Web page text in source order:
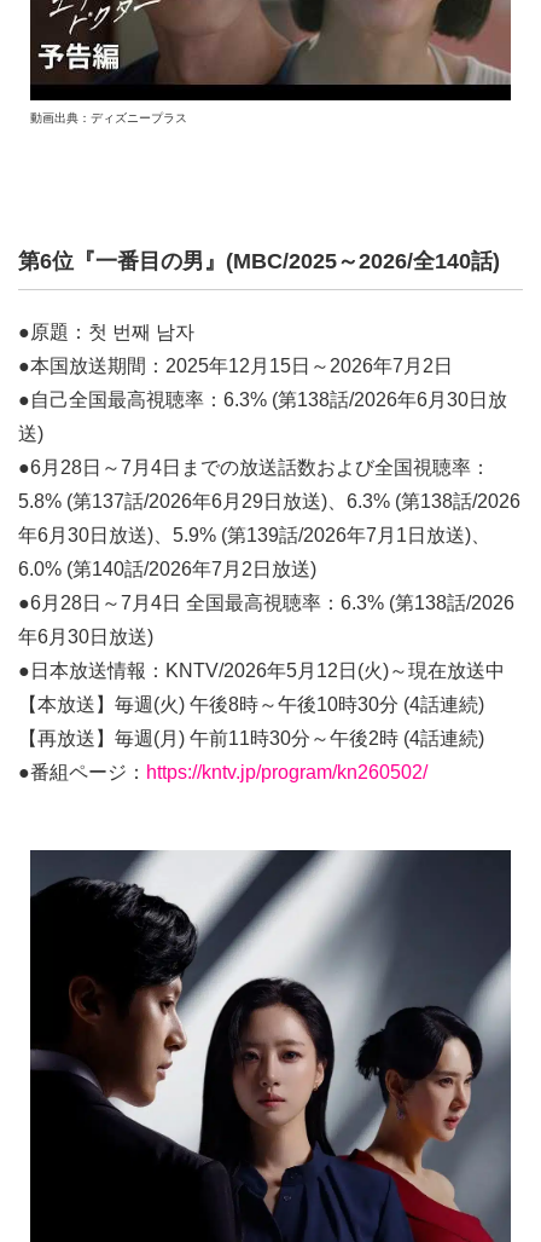
動画出典：ディズニープラス
第6位『一番目の男』(MBC/2025～2026/全140話)
●原題：첫 번째 남자
●本国放送期間：2025年12月15日～2026年7月2日
●自己全国最高視聴率：6.3% (第138話/2026年6月30日放
送)
●6月28日～7月4日までの放送話数および全国視聴率：
5.8% (第137話/2026年6月29日放送)、6.3% (第138話/2026
年6月30日放送)、5.9% (第139話/2026年7月1日放送)、
6.0% (第140話/2026年7月2日放送)
●6月28日～7月4日 全国最高視聴率：6.3% (第138話/2026
年6月30日放送)
●日本放送情報：KNTV/2026年5月12日(火)～現在放送中
【本放送】毎週(火) 午後8時～午後10時30分 (4話連続)
【再放送】毎週(月) 午前11時30分～午後2時 (4話連続)
●番組ページ： https://kntv.jp/program/kn260502/